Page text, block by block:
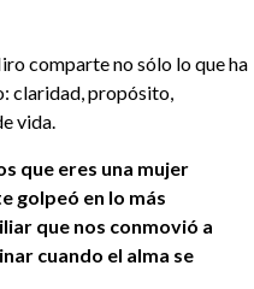
comparte no sólo lo que ha
claridad, propósito,
vida.
que eres una mujer
golpeó en lo más
que nos conmovió a
cuando el alma se